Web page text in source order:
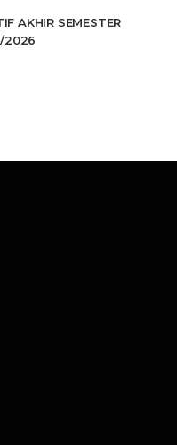
AKHIR SEMESTER
2026